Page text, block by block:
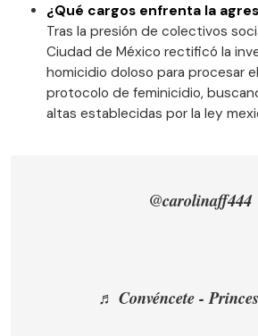
¿Qué cargos enfrenta la
Tras la presión de colectivos
Ciudad de México rectificó la
homicidio doloso para procesar
protocolo de feminicidio,
altas establecidas por la ley
@carolinaff444
♬ Convéncete -